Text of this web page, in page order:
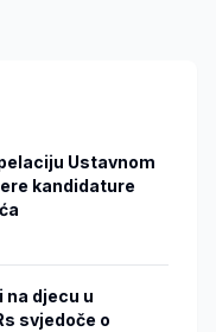
Ustavnom
kandidature
na djecu u
svjedoče o